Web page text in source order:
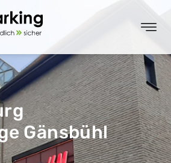
Gänsbühl